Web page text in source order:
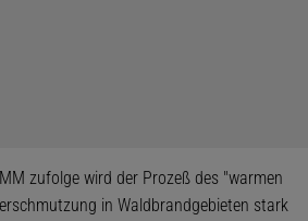
zufolge wird der Prozeß des "warmen
in Waldbrandgebieten stark